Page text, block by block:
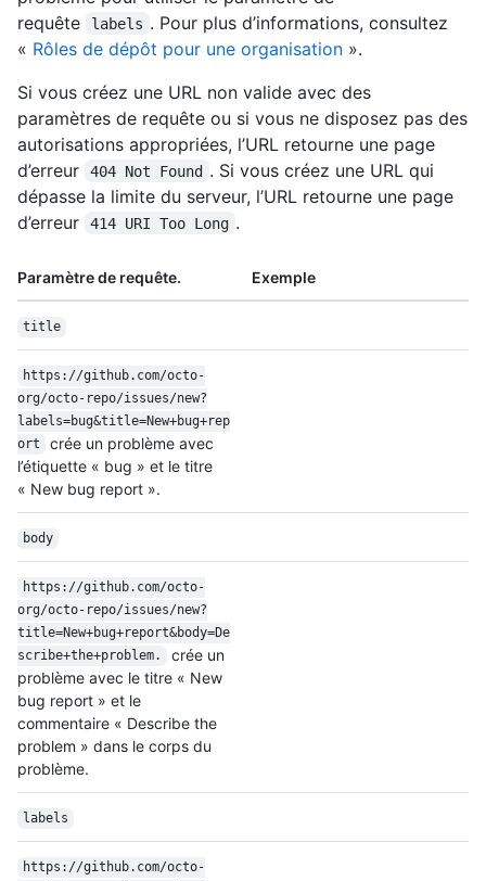
requête
labels . Pour plus d’informations, consultez
« Rôles de dépôt pour une organisation ».
Si vous créez une URL non valide avec des
paramètres de requête ou si vous ne disposez pas des
autorisations appropriées, l’URL retourne une page
d’erreur
404 Not Found . Si vous créez une URL qui
dépasse la limite du serveur, l’URL retourne une page
d’erreur
414 URI Too Long .
Paramètre de requête. Exemple
title
https://github.com/octo-
org/octo-repo/issues/new?
labels=bug&title=New+bug+rep
ort
crée un problème avec
l’étiquette « bug » et le titre
« New bug report ».
body
https://github.com/octo-
org/octo-repo/issues/new?
title=New+bug+report&body=De
scribe+the+problem.
crée un
problème avec le titre « New
bug report » et le
commentaire « Describe the
problem » dans le corps du
problème.
labels
https://github.com/octo-